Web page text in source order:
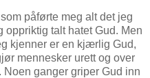
påførte meg alt det jeg
talt hatet Gud. Men
kjenner er en kjærlig Gud,
mennesker urett og over
ganger griper Gud inn